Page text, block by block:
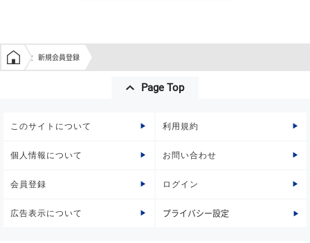
学生の窓口トップ
新規会員登録
Page Top
このサイトについて 利用規約
個人情報について お問い合わせ
会員登録 ログイン
広告表示について プライバシー設定